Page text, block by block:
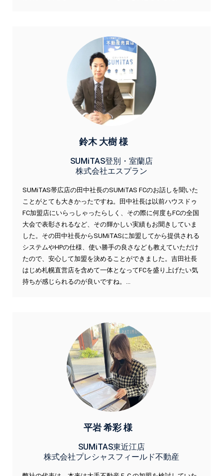
鈴木 大樹 様
SUMiTAS登別・室蘭店
株式会社エスプラン
SUMiTAS帯広店の田中社長のSUMiTAS FCのお話しを聞いた
ことがとても大きかったですね。田中社長は以前ハウスドゥ
FC加盟店にいらっしゃったらしく、その際に何度もFCの全国
大会で表彰されるなど、その輝かしい実績もお聞きしていま
した。その田中社長からSUMiTASに加盟してから提供される
システムやHPの仕様、使い勝手の良さなども教えていただけ
たので、安心して加盟を決めることができました。吉田社長
はじめ札幌直営店を含めて一体となってFCを盛り上げたい気
持ちが感じられるのが良いですね。...
平岩 希彩 様
SUMiTAS東近江店
株式会社プレシャスフィールド不動産